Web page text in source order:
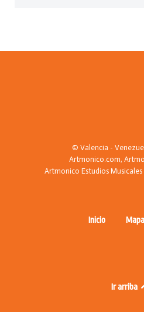
© Valencia -
Artmonico.com,
Artmonico Estudios
Inicio
Ir arriba